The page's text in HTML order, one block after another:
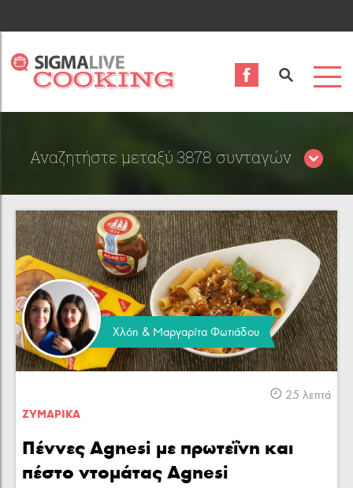
Αναζητήστε μεταξύ 3878 συνταγών
Περιορίστε τα αποτελέσματα αναζήτησης επιλέγοντας
κατηγορίες:
Θαλασσινά
Χλόη & Μαργαρίτα Φωτιάδου
25 λεπτά
ΖΥΜΑΡΙΚA
Πέννες Agnesi με πρωτεΐνη και
πέστο ντομάτας Agnesi